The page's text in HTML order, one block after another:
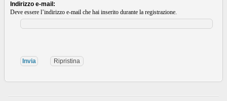
Indirizzo e-mail:
Deve essere l’indirizzo e-mail che hai inserito durante la registrazione.